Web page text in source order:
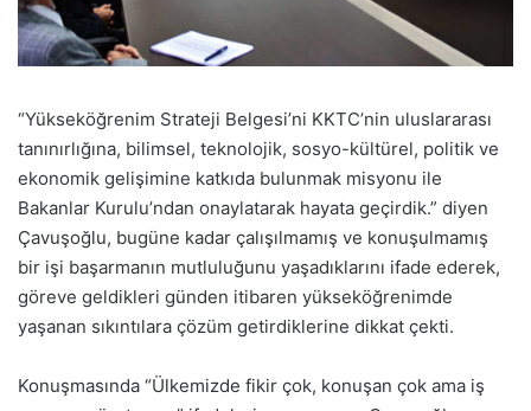
“Yükseköğrenim Strateji Belgesi’ni KKTC’nin uluslararası
tanınırlığına, bilimsel, teknolojik, sosyo-kültürel, politik ve
ekonomik gelişimine katkıda bulunmak misyonu ile
Bakanlar Kurulu’ndan onaylatarak hayata geçirdik.” diyen
Çavuşoğlu, bugüne kadar çalışılmamış ve konuşulmamış
bir işi başarmanın mutluluğunu yaşadıklarını ifade ederek,
göreve geldikleri günden itibaren yükseköğrenimde
yaşanan sıkıntılara çözüm getirdiklerine dikkat çekti.
Konuşmasında “Ülkemizde fikir çok, konuşan çok ama iş